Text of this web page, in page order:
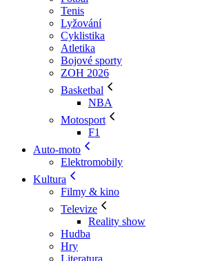
Tenis
Lyžování
Cyklistika
Atletika
Bojové sporty
ZOH 2026
Basketbal
NBA
Motosport
F1
Auto-moto
Elektromobily
Kultura
Filmy & kino
Televize
Reality show
Hudba
Hry
Literatura